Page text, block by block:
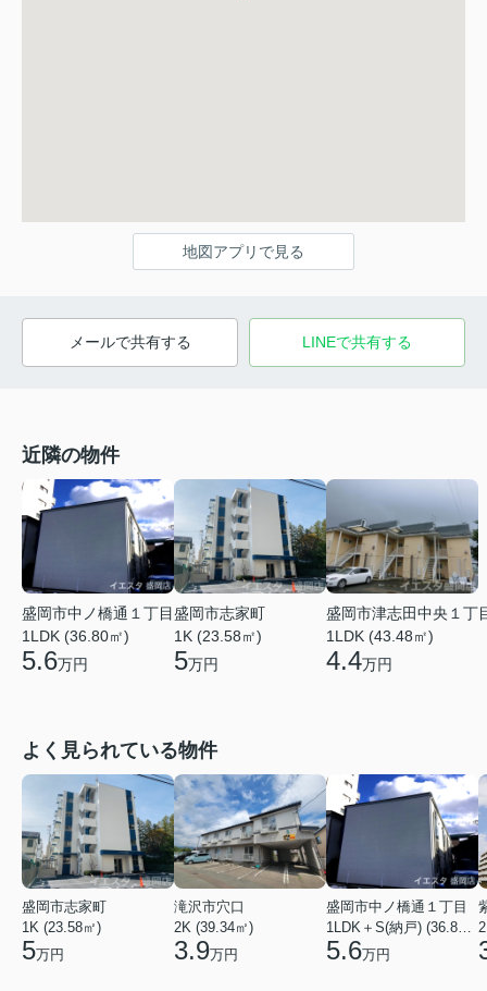
地図アプリで見る
メールで共有する LINEで共有する
近隣の物件
盛岡市中ノ橋通１丁目
1LDK (36.80㎡)
5.6万円
盛岡市志家町
1K (23.58㎡)
5万円
盛岡市津志田中央１丁
1LDK (43.48㎡)
4.4万円
よく見られている物件
盛岡市志家町
1K (23.58㎡)
5万円
滝沢市穴口
2K (39.34㎡)
3.9万円
盛岡市中ノ橋通１丁目
1LDK＋S(納戸) (36.80㎡)
5.6万円